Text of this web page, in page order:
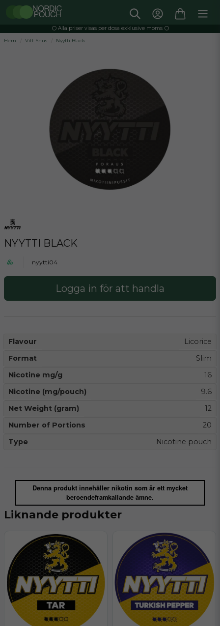
⚪️ Alla priser visas per dosa exklusive moms ⚪️
Hem
Vitt Snus Nyytti Black
NYYTTI BLACK
nyytti04
Logga in för att handla
Flavour
Licorice
Format
Slim
Nicotine mg/g
16
Nicotine (mg/pouch)
9.6
Net Weight (gram)
12
Number of Portions
20
Type
Nicotine pouch
Denna produkt innehåller nikotin som är ett mycket
beroendeframkallande ämne.
Liknande produkter